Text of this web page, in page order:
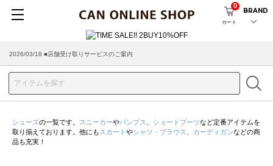
カート
0
BRAND
2026/03/18 ■店舗受け取りサービスのご案内
シューズの一覧です。 スニーカーやパンプス ショートブーツなど定番アイテムを
取り揃えております。他にも スカート やシャツ・ブラウス カーディガンなどの商
品も充実！